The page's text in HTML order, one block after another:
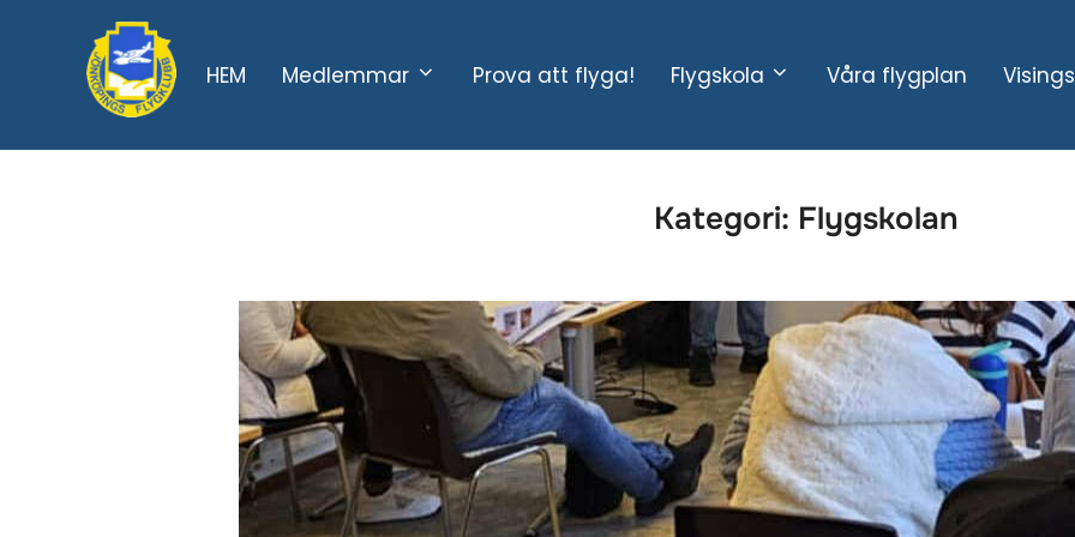
HEM Medlemmar Prova att flyga! Flygskola Våra flygplan
Kategori: Flygskolan